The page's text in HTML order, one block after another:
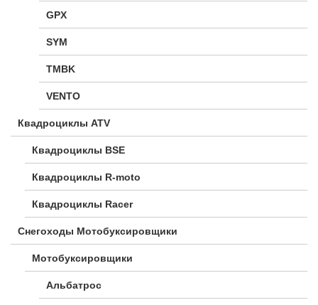
GPX
SYM
TMBK
VENTO
Квадроциклы ATV
Квадроциклы BSE
Квадроциклы R-moto
Квадроциклы Racer
Снегоходы Мотобуксировщики
Мотобуксировщики
Альбатрос